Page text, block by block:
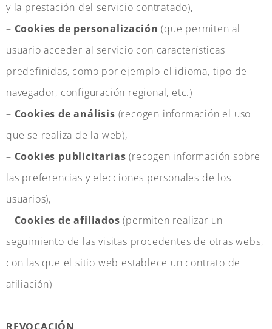
y la prestación del servicio contratado),
– Cookies de personalización (que permiten al
usuario acceder al servicio con características
predefinidas, como por ejemplo el idioma, tipo de
navegador, configuración regional, etc.)
– Cookies de análisis (recogen información el uso
que se realiza de la web),
– Cookies publicitarias (recogen información sobre
las preferencias y elecciones personales de los
usuarios),
– Cookies de afiliados (permiten realizar un
seguimiento de las visitas procedentes de otras webs,
con las que el sitio web establece un contrato de
afiliación)